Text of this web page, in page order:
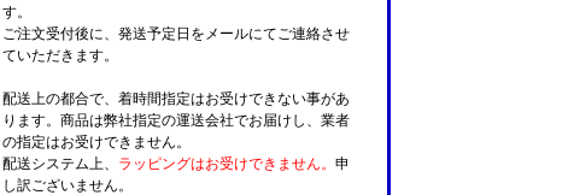
す。
ご注文受付後に、発送予定日をメールにてご連絡させ
ていただきます。
配送上の都合で、着時間指定はお受けできない事があ
ります。商品は弊社指定の運送会社でお届けし、業者
の指定はお受けできません。
配送システム上、
ラッピングはお受けできません。 申
し訳ございません。